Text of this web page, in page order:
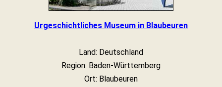
Urgeschichtliches Museum in Blaubeuren
Land: Deutschland
Region: Baden-Württemberg
Ort: Blaubeuren